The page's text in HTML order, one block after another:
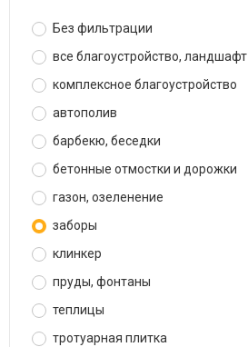
Без фильтрации
все благоустройство, ландшафт
комплексное благоустройство
автополив
барбекю, беседки
бетонные отмостки и дорожки
газон, озеленение
заборы
клинкер
пруды, фонтаны
теплицы
тротуарная плитка